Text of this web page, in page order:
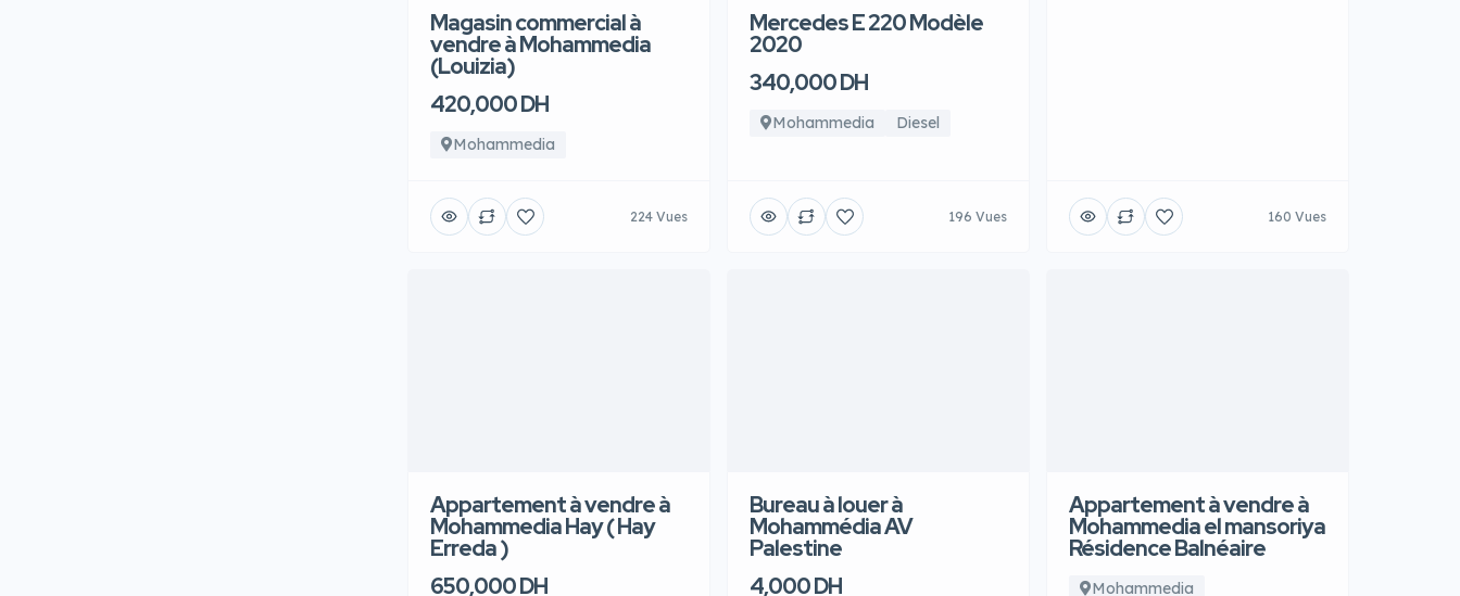
Magasin commercial à
vendre à Mohammedia
(Louizia)
420,000 DH
Mohammedia
224 Vues
Mercedes E 220 Modèle
2020
340,000 DH
Mohammedia Diesel
196 Vues 160 Vues
Appartement à vendre à
Mohammedia Hay ( Hay
Erreda )
650,000 DH
Bureau à louer à
Mohammédia AV
Palestine
4,000 DH
Appartement à vendre à
Mohammedia el mansoriya
Résidence Balnéaire
Mohammedia